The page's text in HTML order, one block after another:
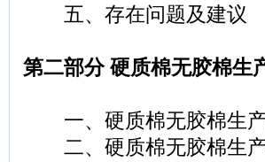
五、存在问题及建议
第二部分 硬质棉无胶棉生
一、硬质棉无胶棉生产
二、硬质棉无胶棉生产